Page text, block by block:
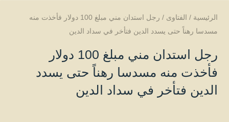
الرئيسية / الفتاوى /
رجل استدان مني مبلغ 100 دولار فأخذت منه
مسدسا رهناً حتى يسدد الدين فتأخر في سداد الدين
رجل استدان مني مبلغ 100 دولار
فأخذت منه مسدسا رهناً حتى يسدد
الدين فتأخر في سداد الدين